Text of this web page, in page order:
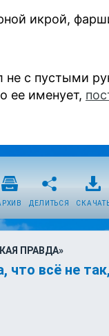
икрой,
не с пустыми
ее именует,